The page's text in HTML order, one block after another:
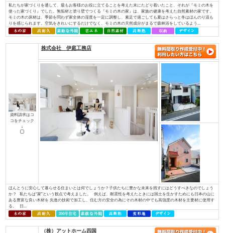
資料請求はコ
コをチェック
お一人おひとりが「大切にしている想い」を確かに受け止め、心を込めて
イノベーションは住宅・不動産を通じ、住宅の新しい常識を創り、本物の
へ繋いでまいります。 永く愛着をもって暮らしたいと思える、素材の質感
やすさを叶える確かな住宅性能。そんな欧⽶の住宅思想に基づいた住む⼈の
株式会社 アットハウジング